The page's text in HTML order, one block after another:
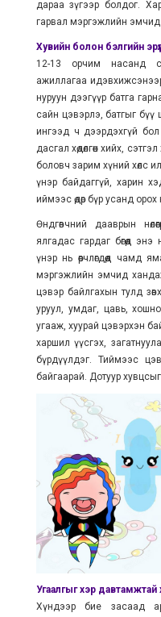
дараа зүгээр болдог.
гарвал мэргэжлийн
Хувийн болон бэлгийн
12-13 орчим насанд
ажиллагаа
нуруун дээгүүр батга
сайн цэвэрлэ, батгыг
ингээд ч дээрдэхгүй бол
дасгал хөдөлгөөн хийх,
боловч зарим хүний хөлс
үнэр байдаггүй, харин
иймээс өдөр бүр усанд орох
Өндгөвчний дааврын
ялгадас гардаг бөгөөд
үнэр нь өөрчлөгдөөд чамд
мэргэжлийн эмчид хандаж
цэвэр байлгахын тулд
уруул, умдаг, цавь,
угааж, хуурай цэвэрхэн
харшил үүсгэх,
бүрдүүлдэг. Тиймээс
байгаарай. Дотуур
Угаалгыг хэр давтамжтай
Хүндээр бие засаад